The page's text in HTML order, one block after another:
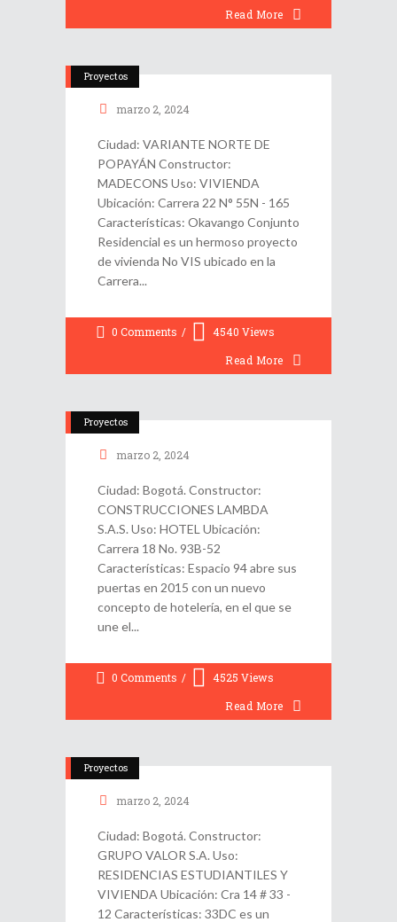
Read More
Proyectos
marzo 2, 2024
Ciudad: VARIANTE NORTE DE
POPAYÁN Constructor:
MADECONS Uso: VIVIENDA
Ubicación: Carrera 22 N° 55N - 165
Características: Okavango Conjunto
Residencial es un hermoso proyecto
de vivienda No VIS ubicado en la
Carrera
0 Comments 4540 Views
Read More
Proyectos
marzo 2, 2024
Ciudad: Bogotá. Constructor:
CONSTRUCCIONES LAMBDA
S.A.S. Uso: HOTEL Ubicación:
Carrera 18 No. 93B-52
Características: Espacio 94 abre sus
puertas en 2015 con un nuevo
concepto de hotelería, en el que se
une el
0 Comments 4525 Views
Read More
Proyectos
marzo 2, 2024
Ciudad: Bogotá. Constructor:
GRUPO VALOR S.A. Uso:
RESIDENCIAS ESTUDIANTILES Y
VIVIENDA Ubicación: Cra 14 # 33 -
12 Características: 33DC es un